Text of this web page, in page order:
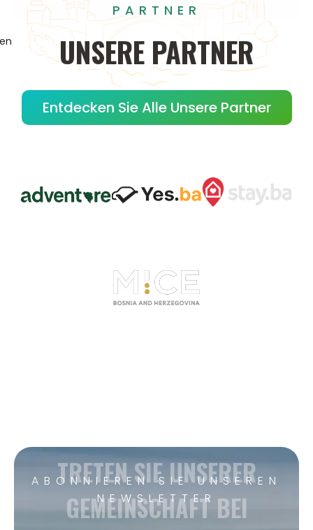
PARTNER
UNSERE PARTNER
Entdecken Sie Alle Unsere Partner
ABONNIEREN SIE UNSEREN
NEWSLETTER
TRETEN SIE UNSERER
GEMEINSCHAFT BEI